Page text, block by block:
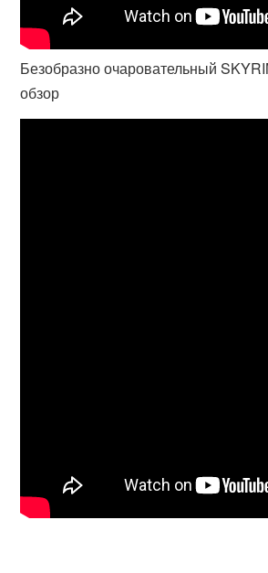
Безобразно очаровательный
обзор